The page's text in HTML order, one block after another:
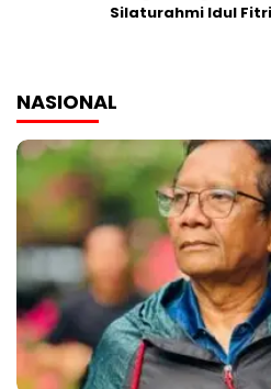
Silaturahmi Idul
NASIONAL